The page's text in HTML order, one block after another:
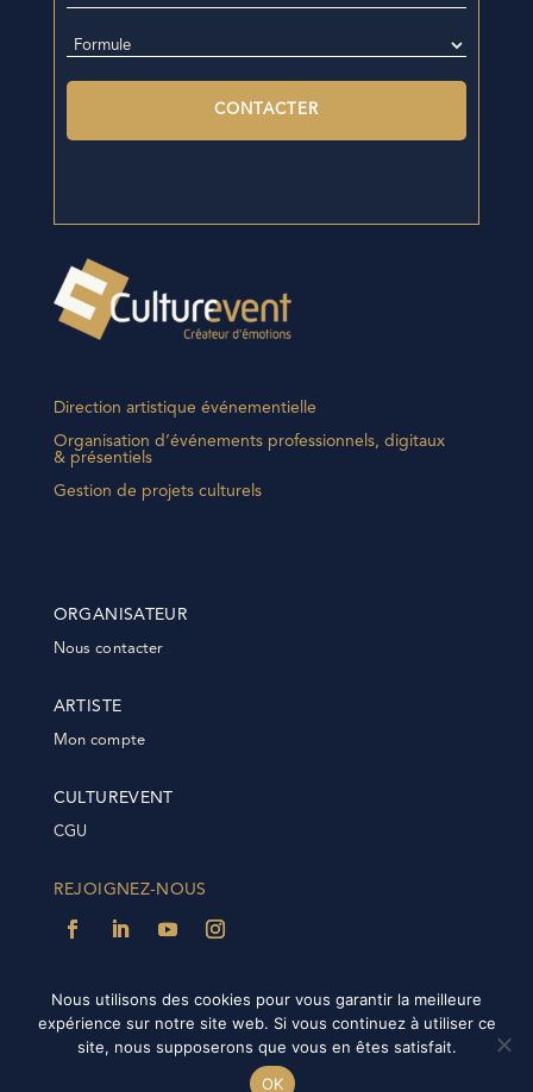
Direction artistique événementielle
Organisation d’événements professionnels, digitaux
& présentiels
Gestion de projets culturels
ORGANISATEUR
Nous contacter
ARTISTE
Mon compte
CULTUREVENT
CGU
REJOIGNEZ-NOUS
@2022 Culturevent | Tous droits réservés | Plateforme
IDÉE-NET|FAQ |
Nous utilisons des cookies pour vous garantir la meilleure
expérience sur notre site web. Si vous continuez à utiliser ce
site, nous supposerons que vous en êtes satisfait.
OK